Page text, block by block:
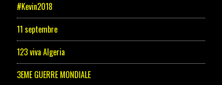
#Kevin2018
11 septembre
123 viva Algeria
3EME GUERRE MONDIALE